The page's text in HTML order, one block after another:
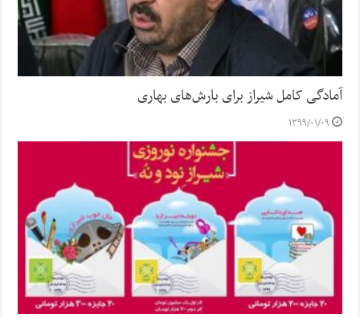
آمادگی کامل شیراز برای بارش‌های بهاری
۱۳۹۹/۰۱/۰۹